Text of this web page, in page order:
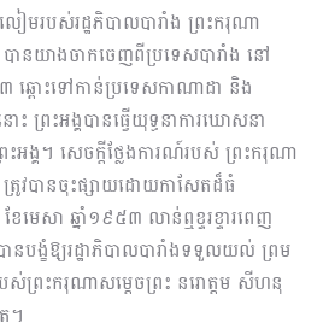
មរបស់រដ្ឋភិបាលបារាំង ព្រះករុណា
ានយាងចាកចេញពីប្រទេសបារាំង នៅ
ឆ្ពោះទៅកាន់ប្រទេសកាណាដា និង
ព្រះអង្គបានធ្វើយុទ្ធនាការឃោសនា
អង្គ។ សេចក្ដីថ្លែងការណ៍របស់ ព្រះករុណា
រូវបានចុះផ្សាយដោយកាសែតដ៏ធំ
មេសា ឆ្នាំ១៩៥៣ លាន់ឮខ្ទរខ្ទារពេញ
ង្ខំឱ្យរដ្ឋាភិបាលបារាំងទទួលយល់ ព្រម
ស់ព្រះករុណាសម្ដេចព្រះ នរោត្តម សីហនុ
។